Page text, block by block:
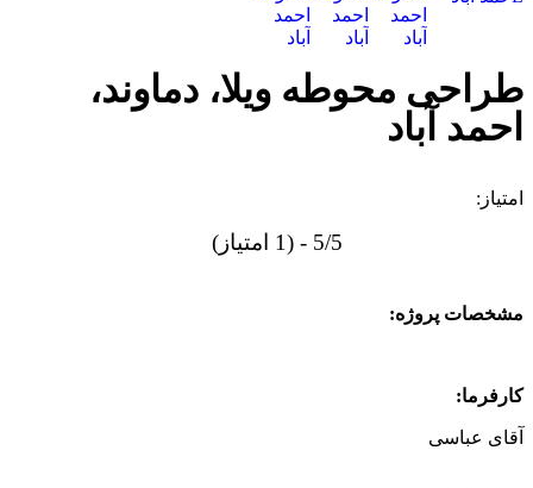
طراحی محوطه ویلا، دماوند،
احمد آباد
امتیاز:
5/5 - (1 امتیاز)
مشخصات پروژه:
کارفرما:
آقای عباسی